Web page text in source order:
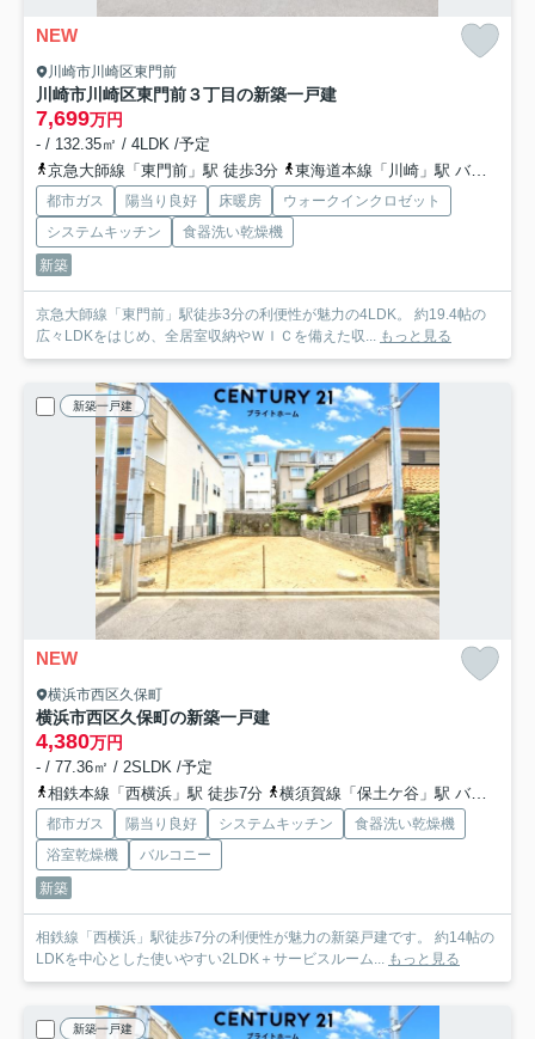
NEW
川崎市川崎区東門前
川崎市川崎区東門前３丁目の新築一戸建
7,699万円
- / 132.35㎡ / 4LDK /予定
京急大師線「東門前」駅 徒歩3分
東海道本線「川崎」駅 バス13分 「台町」 停歩12分
都市ガス 陽当り良好 床暖房
ウォークインクロゼット
システムキッチン
食器洗い乾燥機
新築
京急大師線「東門前」駅徒歩3分の利便性が魅力の4LDK。 約19.4帖の
広々LDKをはじめ、全居室収納やＷＩＣを備えた収... もっと見る
新築一戸建
NEW
横浜市西区久保町
横浜市西区久保町の新築一戸建
4,380万円
- / 77.36㎡ / 2SLDK /予定
相鉄本線「西横浜」駅 徒歩7分
横須賀線「保土ケ谷」駅 バス6分 「水道道」 停歩7分
都市ガス 陽当り良好 システムキッチン
食器洗い乾燥機
浴室乾燥機
バルコニー
新築
相鉄線「西横浜」駅徒歩7分の利便性が魅力の新築戸建です。 約14帖の
LDKを中心とした使いやすい2LDK＋サービスルーム... もっと見る
新築一戸建